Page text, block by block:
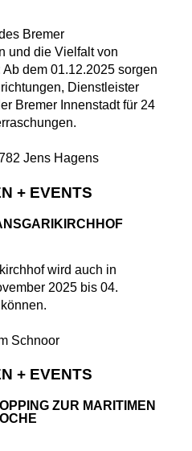
Bremer
und die Vielfalt von
dem 01.12.2025 sorgen
Dienstleister
Bremer Innenstadt für 24
+ EVENTS
wird auch in
2025 bis 04.
+ EVENTS
ZUR MARITIMEN